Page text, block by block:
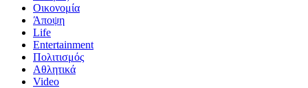
Οικονομία
Άποψη
Life
Entertainment
Πολιτισμός
Αθλητικά
Video